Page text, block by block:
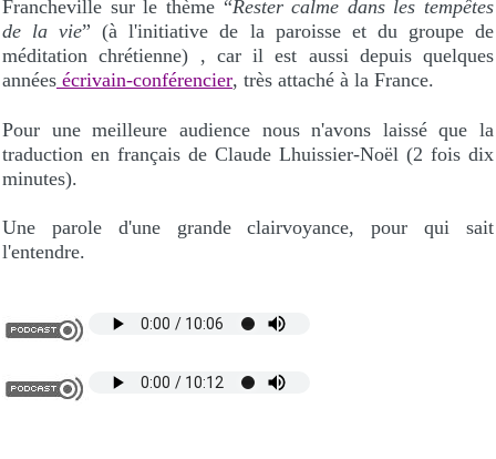
Francheville sur le thème “Rester calme dans les tempêtes
de la vie” (à l'initiative de la paroisse et du groupe de
méditation chrétienne) , car il est aussi depuis quelques
années écrivain-conférencier, très attaché à la France.
Pour une meilleure audience nous n'avons laissé que la
traduction en français de Claude Lhuissier-Noël (2 fois dix
minutes).
Une parole d'une grande clairvoyance, pour qui sait
l'entendre.